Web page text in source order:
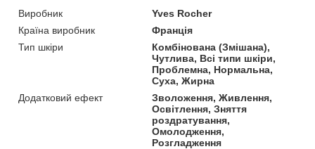
Виробник
Yves Rocher
Країна виробник
Франція
Тип шкіри
Комбінована (Змішана),
Чутлива, Всі типи шкіри,
Проблемна, Нормальна,
Суха, Жирна
Додатковий ефект
Зволоження, Живлення,
Освітлення, Зняття
роздратування,
Омолодження,
Розгладження